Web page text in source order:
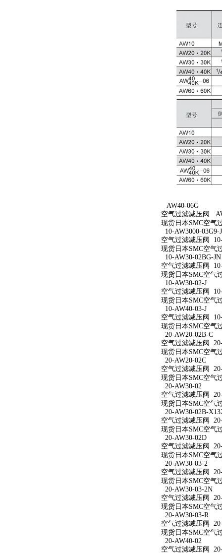
AW40-06G
空气过滤减压阀
现货日本SMC空气
10-AW3000-03G9-
空气过滤减压阀
现货日本SMC空气
10-AW30-02BG-JN
空气过滤减压阀
现货日本SMC空气
10-AW30-02-J
空气过滤减压阀
现货日本SMC空气
10-AW40-03-J
空气过滤减压阀
现货日本SMC空气
20-AW20-02B-C
空气过滤减压阀
现货日本SMC空气
20-AW20-02C
空气过滤减压阀
现货日本SMC空气
20-AW30-02
空气过滤减压阀
现货日本SMC空气
20-AW30-02B-
空气过滤减压阀
现货日本SMC空气
20-AW30-02D
空气过滤减压阀
现货日本SMC空气
20-AW30-03-2
空气过滤减压阀
现货日本SMC空气
20-AW30-03-2N
空气过滤减压阀
现货日本SMC空气
20-AW30-03-R
空气过滤减压阀
现货日本SMC空气
20-AW40-02
空气过滤减压阀